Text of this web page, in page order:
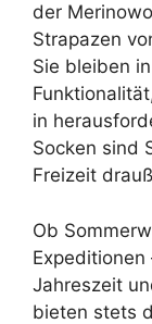
der
Strapazen
Sie bleiben
in
Socken sind
Freizeit
Ob
Jahreszeit
bieten stets